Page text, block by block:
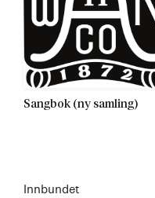
Sangbok (ny samling)
Innbundet